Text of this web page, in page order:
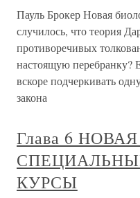
Пауль Брокер Новая
случилось, что теория
противоречивых
настоящую перебранку?
вскоре подчеркивать
закона
Глава 6
КУРСЫ